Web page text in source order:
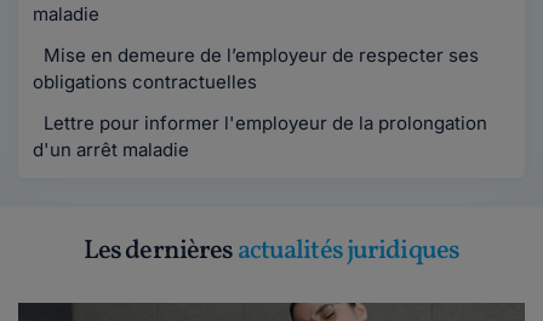
maladie
Mise en demeure de l’employeur de respecter ses
obligations contractuelles
Lettre pour informer l'employeur de la prolongation
d'un arrêt maladie
Les dernièresactualités juridiques